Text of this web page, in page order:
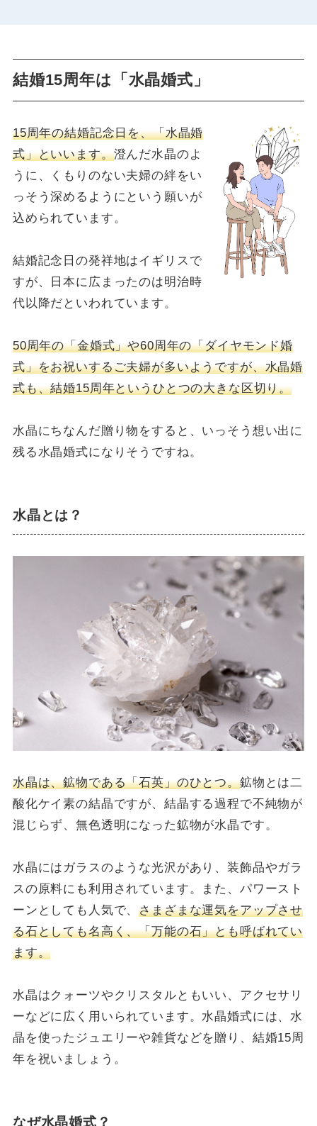
結婚15周年は「水晶婚式」
15周年の結婚記念日を、「水晶婚
式」といいます。澄んだ水晶のよ
うに、くもりのない夫婦の絆をい
っそう深めるようにという願いが
込められています。
結婚記念日の発祥地はイギリスで
すが、日本に広まったのは明治時
代以降だといわれています。
50周年の「金婚式」や60周年の「ダイヤモンド婚
式」をお祝いするご夫婦が多いようですが、水晶婚
式も、結婚15周年というひとつの大きな区切り。
水晶にちなんだ贈り物をすると、いっそう想い出に
残る水晶婚式になりそうですね。
水晶とは？
水晶は、鉱物である「石英」のひとつ。鉱物とは二
酸化ケイ素の結晶ですが、結晶する過程で不純物が
混じらず、無色透明になった鉱物が水晶です。
水晶にはガラスのような光沢があり、装飾品やガラ
スの原料にも利用されています。また、パワースト
ーンとしても人気で、さまざまな運気をアップさせ
る石としても名高く、「万能の石」とも呼ばれてい
ます。
水晶はクォーツやクリスタルともいい、アクセサリ
ーなどに広く用いられています。水晶婚式には、水
晶を使ったジュエリーや雑貨などを贈り、結婚15周
年を祝いましょう。
なぜ水晶婚式？